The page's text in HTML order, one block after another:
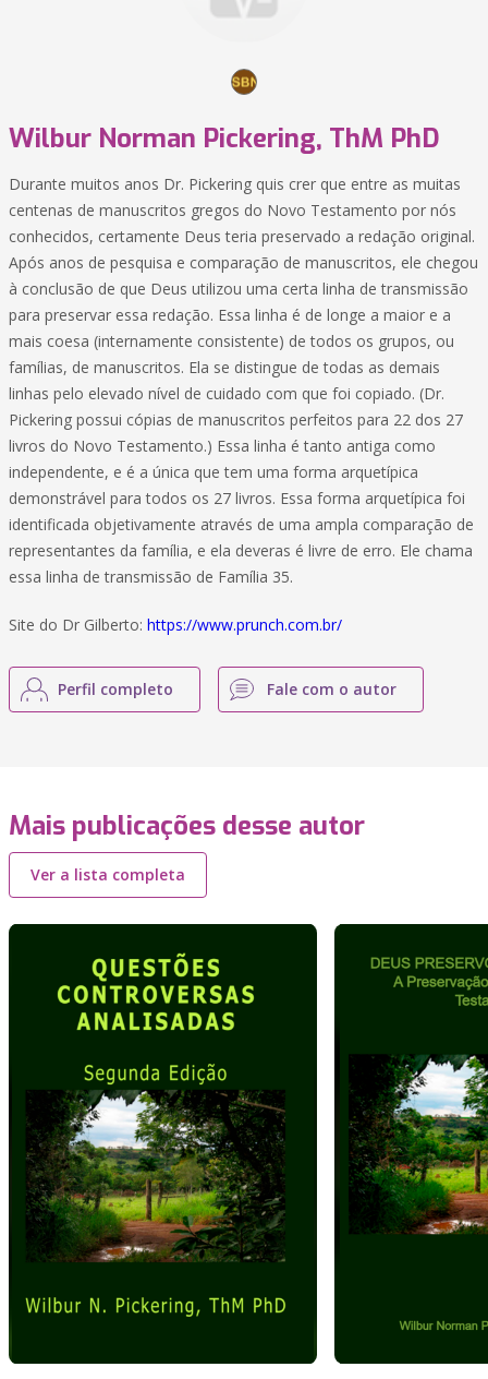
Wilbur Norman Pickering, ThM PhD
Durante muitos anos Dr. Pickering quis crer que entre as muitas
centenas de manuscritos gregos do Novo Testamento por nós
conhecidos, certamente Deus teria preservado a redação original.
Após anos de pesquisa e comparação de manuscritos, ele chegou
à conclusão de que Deus utilizou uma certa linha de transmissão
para preservar essa redação. Essa linha é de longe a maior e a
mais coesa (internamente consistente) de todos os grupos, ou
famílias, de manuscritos. Ela se distingue de todas as demais
linhas pelo elevado nível de cuidado com que foi copiado. (Dr.
Pickering possui cópias de manuscritos perfeitos para 22 dos 27
livros do Novo Testamento.) Essa linha é tanto antiga como
independente, e é a única que tem uma forma arquetípica
demonstrável para todos os 27 livros. Essa forma arquetípica foi
identificada objetivamente através de uma ampla comparação de
representantes da família, e ela deveras é livre de erro. Ele chama
essa linha de transmissão de Família 35.
Site do Dr Gilberto: https://www.prunch.com.br/
Perfil completo Fale com o autor
Mais publicações desse autor
Ver a lista completa